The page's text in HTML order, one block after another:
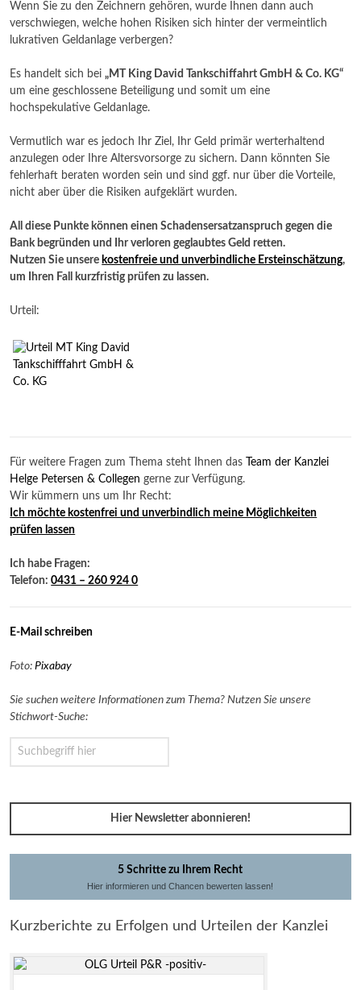
Wenn Sie zu den Zeichnern gehören, wurde Ihnen dann auch
verschwiegen, welche hohen Risiken sich hinter der vermeintlich
lukrativen Geldanlage verbergen?
Es handelt sich bei„MT King David Tankschiffahrt GmbH & Co. KG“
um eine geschlossene Beteiligung und somit um eine
hochspekulative Geldanlage.
Vermutlich war es jedoch Ihr Ziel, Ihr Geld primär werterhaltend
anzulegen oder Ihre Altersvorsorge zu sichern. Dann könnten Sie
fehlerhaft beraten worden sein und sind ggf. nur über die Vorteile,
nicht aber über die Risiken aufgeklärt wurden.
All diese Punkte können einen Schadensersatzanspruch gegen die
Bank begründen und Ihr verloren geglaubtes Geld retten.
Nutzen Sie unsere kostenfreie und unverbindliche Ersteinschätzung,
um Ihren Fall kurzfristig prüfen zu lassen.
Urteil:
Für weitere Fragen zum Thema steht Ihnen das
Team der Kanzlei
Helge Petersen & Collegen gerne zur Verfügung.
Wir kümmern uns um Ihr Recht:
Ich möchte kostenfrei und unverbindlich meine Möglichkeiten
prüfen lassen
Ich habe Fragen:
Telefon:0431 – 260 924 0
E-Mail schreiben
Foto:Pixabay
Sie suchen weitere Informationen zum Thema? Nutzen Sie unsere
Stichwort-Suche:
Hier Newsletter abonnieren!
5 Schritte zu Ihrem Recht
Hier informieren und Chancen bewerten lassen!
Kurzberichte zu Erfolgen und Urteilen der Kanzlei